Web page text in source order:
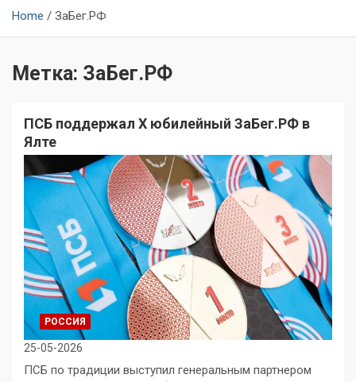
Home ЗаБег.РФ
Метка: ЗаБег.РФ
ПСБ поддержал X юбилейный ЗаБег.РФ в
Ялте
РОССИЯ
25-05-2026
ПСБ по традиции выступил генеральным партнером